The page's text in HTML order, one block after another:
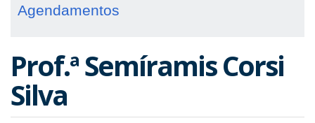
Agendamentos
Prof.ª Semíramis Corsi
Silva